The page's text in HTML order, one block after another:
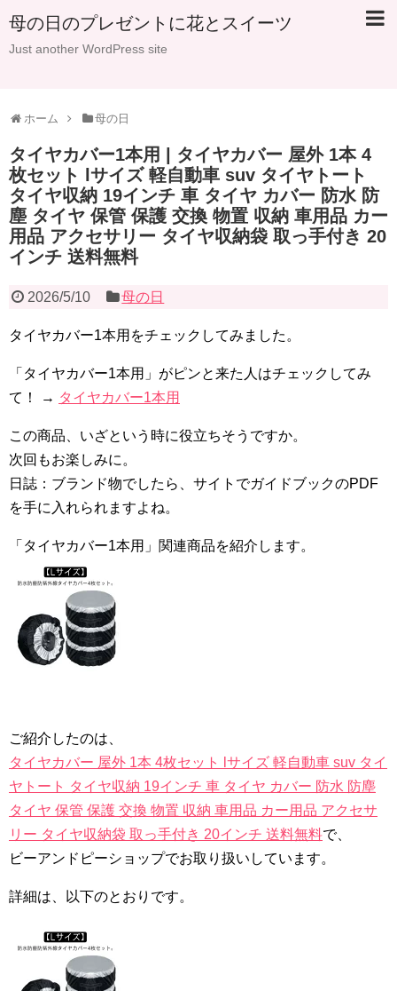
母の日のプレゼントに花とスイーツ
Just another WordPress site
ホーム 母の日
タイヤカバー1本用 | タイヤカバー 屋外 1本 4
枚セット lサイズ 軽自動車 suv タイヤトート
タイヤ収納 19インチ 車 タイヤ カバー 防水 防
塵 タイヤ 保管 保護 交換 物置 収納 車用品 カー
用品 アクセサリー タイヤ収納袋 取っ手付き 20
インチ 送料無料
2026/5/10 母の日
タイヤカバー1本用をチェックしてみました。
「タイヤカバー1本用」がピンと来た人はチェックしてみ
て！ → タイヤカバー1本用
この商品、いざという時に役立ちそうですか。
次回もお楽しみに。
日誌：ブランド物でしたら、サイトでガイドブックのPDF
を手に入れられますよね。
「タイヤカバー1本用」関連商品を紹介します。
ご紹介したのは、
タイヤカバー 屋外 1本 4枚セット lサイズ 軽自動車 suv タイ
ヤトート タイヤ収納 19インチ 車 タイヤ カバー 防水 防塵
タイヤ 保管 保護 交換 物置 収納 車用品 カー用品 アクセサ
リー タイヤ収納袋 取っ手付き 20インチ 送料無料で、
ビーアンドピーショップでお取り扱いしています。
詳細は、以下のとおりです。